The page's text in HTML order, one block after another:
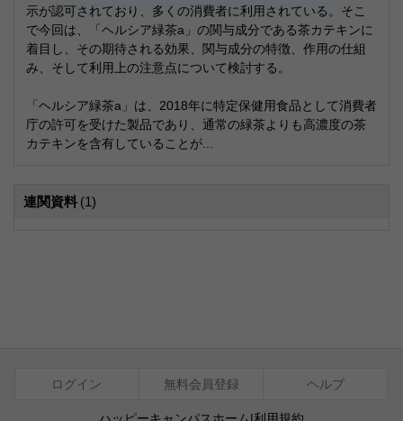
示が認可されており、多くの消費者に利用されている。そこ
で今回は、「ヘルシア緑茶a」の関与成分である茶カテキンに
着目し、その期待される効果、関与成分の特徴、作用の仕組
み、そして利用上の注意点について検討する。
「ヘルシア緑茶a」は、2018年に特定保健用食品として消費者
庁の許可を受けた製品であり、通常の緑茶よりも高濃度の茶
カテキンを含有していることが...
連関資料 (1)
ログイン 無料会員登録 ヘルプ